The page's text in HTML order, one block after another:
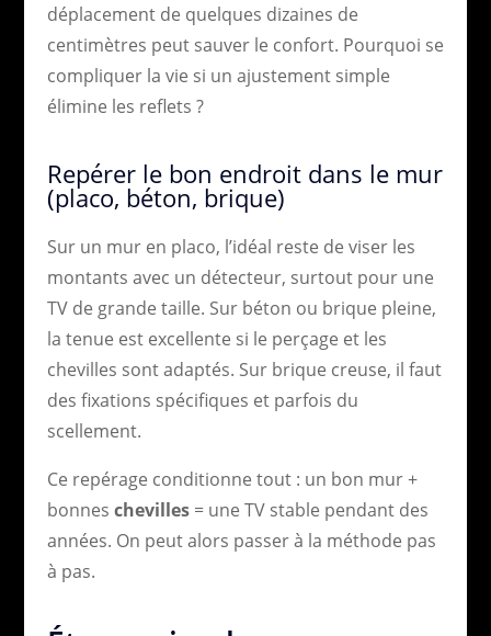
déplacement de quelques dizaines de
centimètres peut sauver le confort. Pourquoi se
compliquer la vie si un ajustement simple
élimine les reflets ?
Repérer le bon endroit dans le mur
(placo, béton, brique)
Sur un mur en placo, l’idéal reste de viser les
montants avec un détecteur, surtout pour une
TV de grande taille. Sur béton ou brique pleine,
la tenue est excellente si le perçage et les
chevilles sont adaptés. Sur brique creuse, il faut
des fixations spécifiques et parfois du
scellement.
Ce repérage conditionne tout : un bon mur +
bonnes chevilles= une TV stable pendant des
années. On peut alors passer à la méthode pas
à pas.